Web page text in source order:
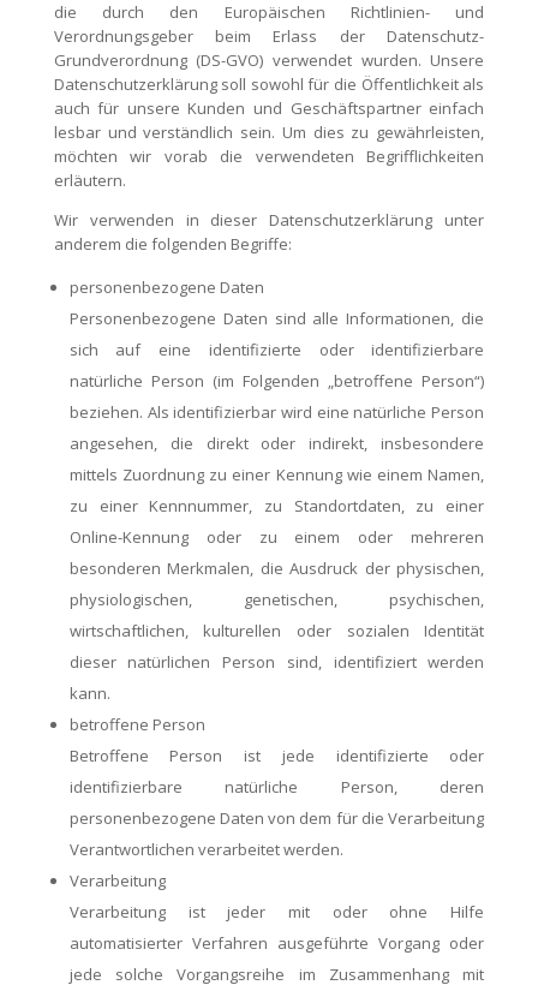
die durch den Europäischen Richtlinien- und
Verordnungsgeber beim Erlass der Datenschutz-
Grundverordnung (DS-GVO) verwendet wurden. Unsere
Datenschutzerklärung soll sowohl für die Öffentlichkeit als
auch für unsere Kunden und Geschäftspartner einfach
lesbar und verständlich sein. Um dies zu gewährleisten,
möchten wir vorab die verwendeten Begrifflichkeiten
erläutern.
Wir verwenden in dieser Datenschutzerklärung unter
anderem die folgenden Begriffe:
personenbezogene Daten
Personenbezogene Daten sind alle Informationen, die
sich auf eine identifizierte oder identifizierbare
natürliche Person (im Folgenden „betroffene Person“)
beziehen. Als identifizierbar wird eine natürliche Person
angesehen, die direkt oder indirekt, insbesondere
mittels Zuordnung zu einer Kennung wie einem Namen,
zu einer Kennnummer, zu Standortdaten, zu einer
Online-Kennung oder zu einem oder mehreren
besonderen Merkmalen, die Ausdruck der physischen,
physiologischen, genetischen, psychischen,
wirtschaftlichen, kulturellen oder sozialen Identität
dieser natürlichen Person sind, identifiziert werden
kann.
betroffene Person
Betroffene Person ist jede identifizierte oder
identifizierbare natürliche Person, deren
personenbezogene Daten von dem für die Verarbeitung
Verantwortlichen verarbeitet werden.
Verarbeitung
Verarbeitung ist jeder mit oder ohne Hilfe
automatisierter Verfahren ausgeführte Vorgang oder
jede solche Vorgangsreihe im Zusammenhang mit